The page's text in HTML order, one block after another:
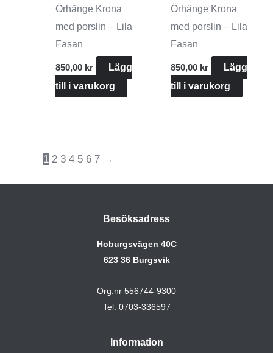
Örhänge Krona
med porslin – Lila
Fasan
850,00 kr
Lägg
till i varukorg
Örhänge Krona
med porslin – Lila
Fasan
850,00 kr
Lägg
till i varukorg
1 2 3 4 5 6 7 →
Besöksadress
Hoburgsvägen 40C
623 36 Burgsvik
Org.nr 556744-9300
Tel: 0703-336597
Information